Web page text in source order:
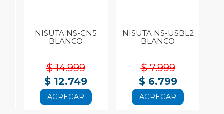
NISUTA NS-CN5
BLANCO
$ 14.999
$ 12.749
AGREGAR
NISUTA NS-USBL2
BLANCO
$ 7.999
$ 6.799
AGREGAR